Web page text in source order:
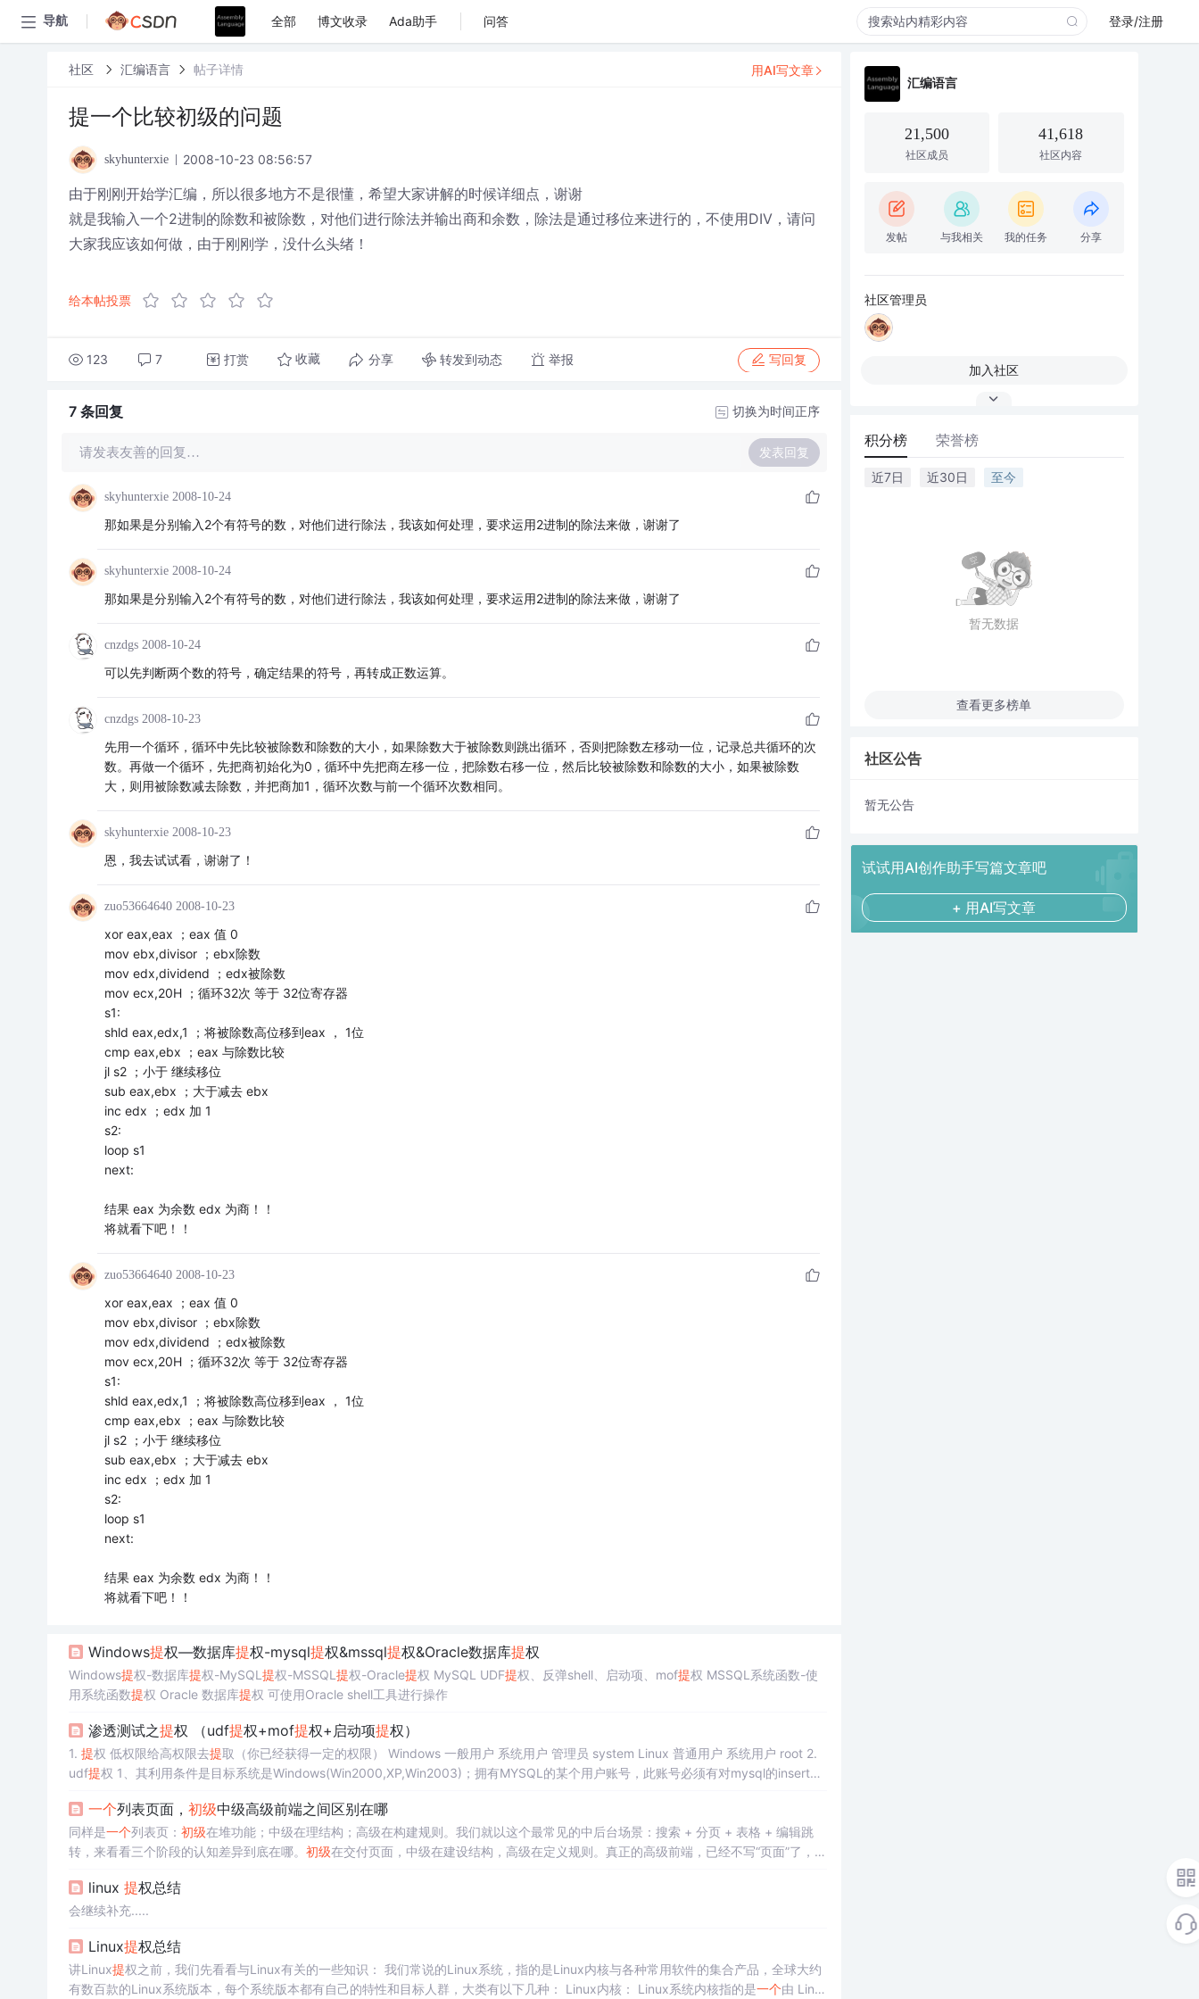
导航 全部 博文收录 Ada助手 问答 登录/注册
社区 汇编语言 帖子详情
提一个比较初级的问题
skyhunterxie 2008-10-23 08:56:57
由于刚刚开始学汇编，所以很多地方不是很懂，希望大家讲解的时候详细点，谢谢
就是我输入一个2进制的除数和被除数，对他们进行除法并输出商和余数，除法是通过移位来进行的，不使用DIV，请问
大家我应该如何做，由于刚刚学，没什么头绪！
给本帖投票
123 7 打赏 收藏 分享 转发到动态 举报 写回复
用AI写文章
7 条回复 切换为时间正序
请发表友善的回复… 发表回复
skyhunterxie 2008-10-24
那如果是分别输入2个有符号的数，对他们进行除法，我该如何处理，要求运用2进制的除法来做，谢谢了
skyhunterxie 2008-10-24
那如果是分别输入2个有符号的数，对他们进行除法，我该如何处理，要求运用2进制的除法来做，谢谢了
cnzdgs 2008-10-24
可以先判断两个数的符号，确定结果的符号，再转成正数运算。
cnzdgs 2008-10-23
先用一个循环，循环中先比较被除数和除数的大小，如果除数大于被除数则跳出循环，否则把除数左移动一位，记录总共循环的次
数。再做一个循环，先把商初始化为0，循环中先把商左移一位，把除数右移一位，然后比较被除数和除数的大小，如果被除数
大，则用被除数减去除数，并把商加1，循环次数与前一个循环次数相同。
skyhunterxie 2008-10-23
恩，我去试试看，谢谢了！
zuo53664640 2008-10-23
xor eax,eax ；eax 值 0
mov ebx,divisor ；ebx除数
mov edx,dividend ；edx被除数
mov ecx,20H ；循环32次 等于 32位寄存器
s1:
shld eax,edx,1 ；将被除数高位移到eax ， 1位
cmp eax,ebx ；eax 与除数比较
jl s2 ；小于 继续移位
sub eax,ebx ；大于减去 ebx
inc edx ；edx 加 1
s2:
loop s1
next:
结果 eax 为余数 edx 为商！！
将就看下吧！！
zuo53664640 2008-10-23
xor eax,eax ；eax 值 0
mov ebx,divisor ；ebx除数
mov edx,dividend ；edx被除数
mov ecx,20H ；循环32次 等于 32位寄存器
s1:
shld eax,edx,1 ；将被除数高位移到eax ， 1位
cmp eax,ebx ；eax 与除数比较
jl s2 ；小于 继续移位
sub eax,ebx ；大于减去 ebx
inc edx ；edx 加 1
s2:
loop s1
next:
结果 eax 为余数 edx 为商！！
将就看下吧！！
Windows提权—数据库提权-mysql提权&mssql提权&Oracle数据库提权
Windows提权-数据库提权-MySQL 提权-MSSQL 提权-Oracle提权 MySQL UDF提权、反弹shell、启动项、mof提权 MSSQL系统函数-使
用系统函数提权 Oracle 数据库提权 可使用Oracle shell工具进行操作
渗透测试之提权 （udf提权+mof提权+启动项提权）
1. 提 权 低权限给高权限去提取（你已经获得一定的权限） Windows 一般用户 系统用户 管理员 system Linux 普通用户 系统用户 root 2.
udf提权 1、其利用条件是目标系统是Windows(Win2000,XP,Win2003)；拥有MYSQL的某个用户账号，此账号必须有对mysql的insert和
一个列表页面， 初级中级高级前端之间区别在哪
同样是一个列表页： 初级在堆功能；中级在理结构；高级在构建规则。我们就以这个最常见的中后台场景：搜索 + 分页 + 表格 + 编辑跳
转，来看看三个阶段的认知差异到底在哪。 初级在交付页面，中级在建设结构，高级在定义规则。真正的高级前端，已经不写“页面”了，而
linux 提权总结
会继续补充.....
Linux提权总结
讲Linux提权之前，我们先看看与Linux有关的一些知识： 我们常说的Linux系统，指的是Linux内核与各种常用软件的集合产品，全球大约
有数百款的Linux系统版本，每个系统版本都有自己的特性和目标人群，大类有以下几种： Linux内核： Linux系统内核指的是一个由 Linu
汇编语言
21,500
社区成员
41,618
社区内容
发帖 与我相关 我的任务 分享
社区管理员
加入社区
积分榜 荣誉榜
近7日 近30日 至今
暂无数据
查看更多榜单
社区公告
暂无公告
试试用AI创作助手写篇文章吧
+ 用AI写文章